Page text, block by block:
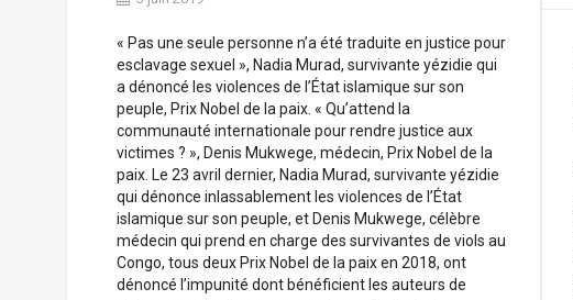
« Pas une seule personne n’a été traduite en justice pour
esclavage sexuel », Nadia Murad, survivante yézidie qui
a dénoncé les violences de l’État islamique sur son
peuple, Prix Nobel de la paix. « Qu’attend la
communauté internationale pour rendre justice aux
victimes ? », Denis Mukwege, médecin, Prix Nobel de la
paix. Le 23 avril dernier, Nadia Murad, survivante yézidie
qui dénonce inlassablement les violences de l’État
islamique sur son peuple, et Denis Mukwege, célèbre
médecin qui prend en charge des survivantes de viols au
Congo, tous deux Prix Nobel de la paix en 2018, ont
dénoncé l’impunité dont bénéficient les auteurs de